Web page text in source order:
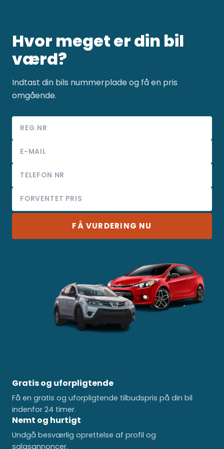
Hvor meget er din bil
værd?
Indtast din bils nummerplade og få en pris
omgående.
FÅ VURDERING NU
Gratis og uforpligtende
Få en gratis og uforpligtende tilbudspris på din bil
indenfor 24 timer.
Nemt og hurtigt
Undgå besværlig oprettelse af profil og
salgsannoncer.